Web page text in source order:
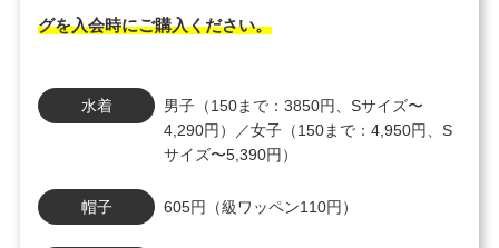
グを入会時にご購入ください。
水着
男子（150まで：3850円、Sサイズ〜
4,290円）／女子（150まで：4,950円、S
サイズ〜5,390円）
帽子 605円（級ワッペン110円）